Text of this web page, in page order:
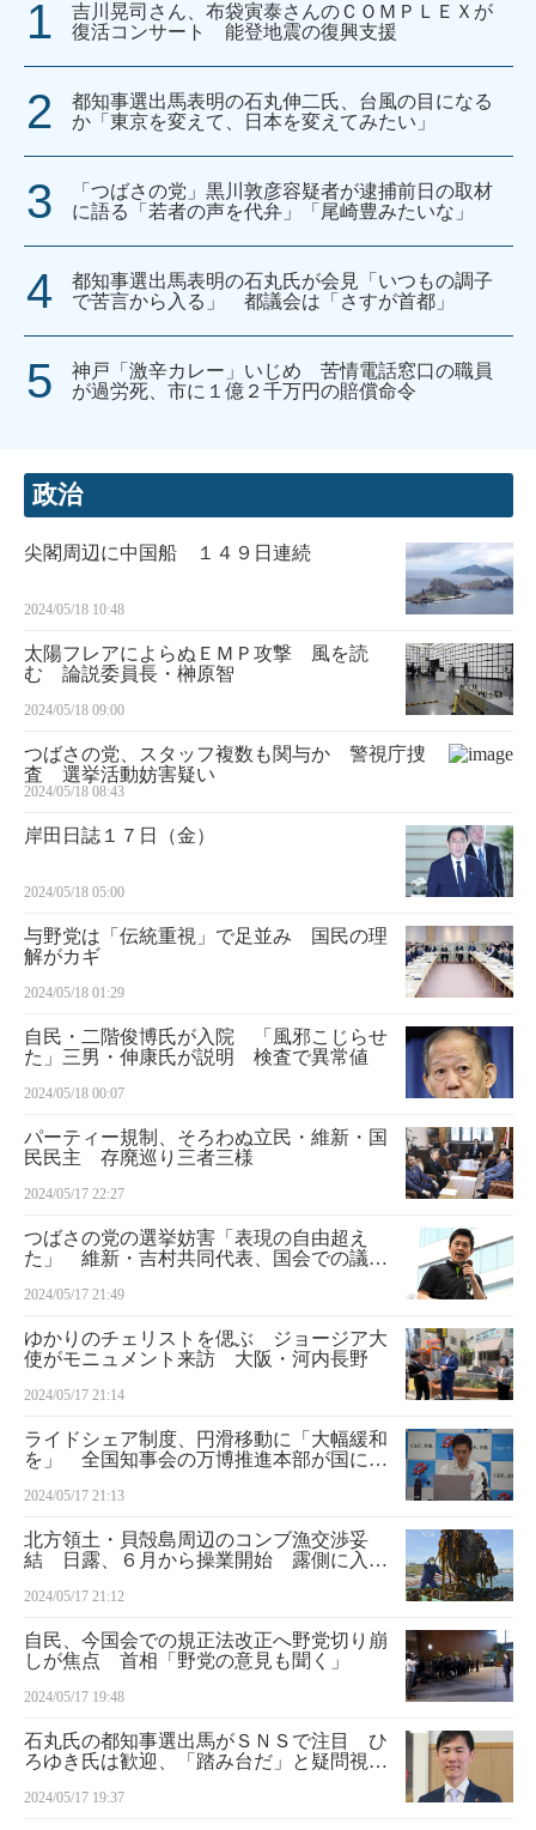
吉川晃司さん、布袋寅泰さんのＣＯＭＰＬＥＸが
復活コンサート 能登地震の復興支援
都知事選出馬表明の石丸伸二氏、台風の目になる
か「東京を変えて、日本を変えてみたい」
「つばさの党」黒川敦彦容疑者が逮捕前日の取材
に語る「若者の声を代弁」「尾崎豊みたいな」
都知事選出馬表明の石丸氏が会見「いつもの調子
で苦言から入る」 都議会は「さすが首都」
神戸「激辛カレー」いじめ 苦情電話窓口の職員
が過労死、市に１億２千万円の賠償命令
政治
尖閣周辺に中国船 １４９日連続
2024/05/18 10:48
太陽フレアによらぬＥＭＰ攻撃 風を読
む 論説委員長・榊原智
2024/05/18 09:00
つばさの党、スタッフ複数も関与か 警視庁捜
査 選挙活動妨害疑い
2024/05/18 08:43
岸田日誌１７日（金）
2024/05/18 05:00
与野党は「伝統重視」で足並み 国民の理
解がカギ
2024/05/18 01:29
自民・二階俊博氏が入院 「風邪こじらせ
た」三男・伸康氏が説明 検査で異常値
2024/05/18 00:07
パーティー規制、そろわぬ立民・維新・国
民民主 存廃巡り三者三様
2024/05/17 22:27
つばさの党の選挙妨害「表現の自由超え
た」 維新・吉村共同代表、国会での議論
2024/05/17 21:49
ゆかりのチェリストを偲ぶ ジョージア大
使がモニュメント来訪 大阪・河内長野
2024/05/17 21:14
ライドシェア制度、円滑移動に「大幅緩和
を」 全国知事会の万博推進本部が国に提
2024/05/17 21:13
北方領土・貝殻島周辺のコンブ漁交渉妥
結 日露、６月から操業開始 露側に入漁
2024/05/17 21:12
自民、今国会での規正法改正へ野党切り崩
しが焦点 首相「野党の意見も聞く」
2024/05/17 19:48
石丸氏の都知事選出馬がＳＮＳで注目 ひ
ろゆき氏は歓迎、「踏み台だ」と疑問視す
2024/05/17 19:37